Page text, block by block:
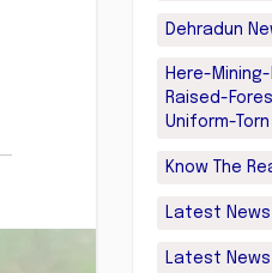
Dehradun
Here-
Raised-
Uniform-Torn
Know The
Latest News
Latest